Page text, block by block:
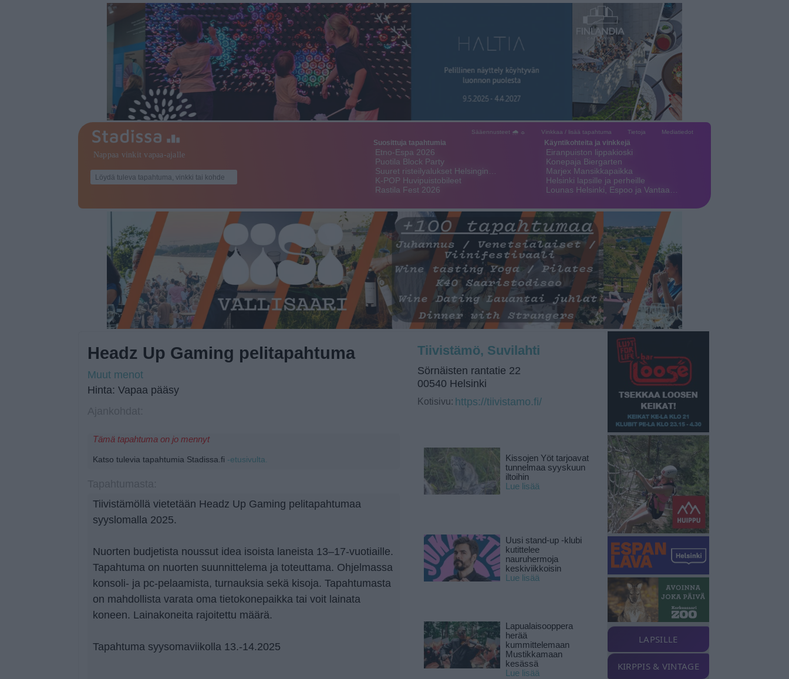
Sääennusteet 🌧 ☼ Vinkkaa / lisää tapahtuma Tietoja Mediatiedot
Suosittuja tapahtumia
Etno-Espa 2026
Puotila Block Party
Suuret risteilyalukset Helsingin…
K-POP Huvipuistobileet
Rastila Fest 2026
Käyntikohteita ja vinkkejä
Eiranpuiston lippakioski
Konepaja Biergarten
Marjex Mansikkapaikka
Helsinki lapsille ja perheille
Lounas Helsinki, Espoo ja Vantaa…
Headz Up Gaming pelitapahtuma
Muut menot
Hinta: Vapaa pääsy
Tämä tapahtuma on jo mennyt
Katso tulevia tapahtumia Stadissa.fi -etusivulta.
Tiivistämöllä vietetään Headz Up Gaming pelitapahtumaa
syyslomalla 2025.
Nuorten budjetista noussut idea isoista laneista 13–17-vuotiaille.
Tapahtuma on nuorten suunnittelema ja toteuttama. Ohjelmassa
konsoli- ja pc-pelaamista, turnauksia sekä kisoja. Tapahtumasta
on mahdollista varata oma tietokonepaikka tai voit lainata
koneen. Lainakoneita rajoitettu määrä.
Tapahtuma syysomaviikolla 13.-14.2025
Tiivistämö, Suvilahti
Sörnäisten rantatie 22
00540 Helsinki
Kotisivu: https://tiivistamo.fi/
Kissojen Yöt tarjoavat
tunnelmaa syyskuun
iltoihin
Lue lisää
Uusi stand-up -klubi
kutittelee
nauruhermoja
keskiviikkoisin
Lue lisää
Lapualaisooppera
herää
kummittelemaan
Mustikkamaan
kesässä
Lue lisää
LAPSILLE
KIRPPIS & VINTAGE